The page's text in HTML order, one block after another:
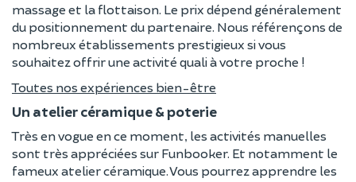
massage et la flottaison. Le prix dépend généralement
du positionnement du partenaire. Nous référençons de
nombreux établissements prestigieux si vous
souhaitez offrir une activité quali à votre proche !
Toutes nos expériences bien-être
Un atelier céramique & poterie
Très en vogue en ce moment, les activités manuelles
sont très appréciées sur Funbooker. Et notamment le
fameux atelier céramique. Vous pourrez apprendre les